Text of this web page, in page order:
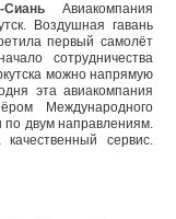
СианьАвиакомпания
Воздушная гавань
первый самолёт
сотрудничества
можно напрямую
эта авиакомпания
Международного
по двум направлениям.
сервис.